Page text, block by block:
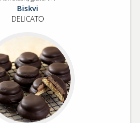
Biskvi
DELICATO